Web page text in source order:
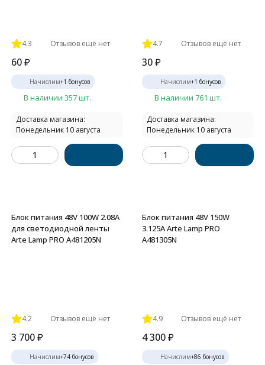
4.3 Отзывов ещё нет
60₽
Начислим+1 бонусов
В наличии 357 шт.
Доставка магазина:
Понедельник 10 августа
4.7 Отзывов ещё нет
30₽
Начислим+1 бонусов
В наличии 761 шт.
Доставка магазина:
Понедельник 10 августа
Блок питания 48V 100W 2.08А
для светодиодной ленты
Arte Lamp PRO A481205N
4.2 Отзывов ещё нет
3 700₽
Начислим+74 бонусов
Блок питания 48V 150W
3.125А Arte Lamp PRO
A481305N
4.9 Отзывов ещё нет
4 300₽
Начислим+86 бонусов